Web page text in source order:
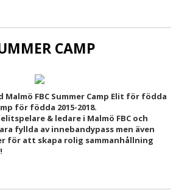
CAMP
Malmö FBC Summer Camp Elit för födda
för födda 2015-2018.
& ledare i Malmö FBC och
fyllda av innebandypass men även
för att skapa rolig sammanhållning